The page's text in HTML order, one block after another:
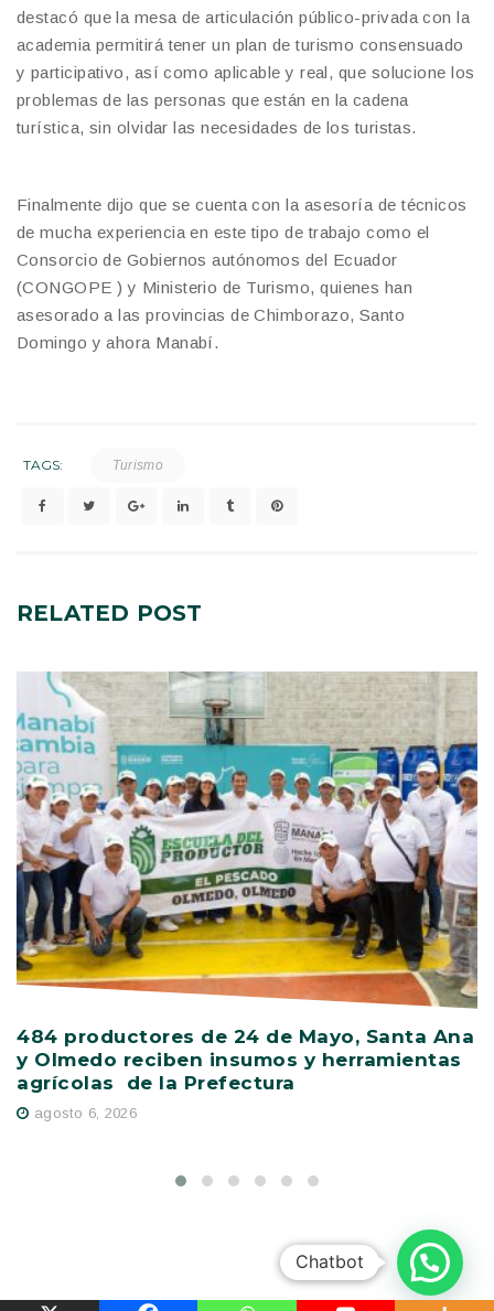
destacó que la mesa de articulación público-privada con la
academia permitirá tener un plan de turismo consensuado
y participativo, así como aplicable y real, que solucione los
problemas de las personas que están en la cadena
turística, sin olvidar las necesidades de los turistas.
Finalmente dijo que se cuenta con la asesoría de técnicos
de mucha experiencia en este tipo de trabajo como el
Consorcio de Gobiernos autónomos del Ecuador
(CONGOPE ) y Ministerio de Turismo, quienes han
asesorado a las provincias de Chimborazo, Santo
Domingo y ahora Manabí.
TAGS: Turismo
RELATED POST
484 productores de 24 de Mayo, Santa Ana
y Olmedo reciben insumos y herramientas
agrícolas de la Prefectura
agosto 6, 2026
Chatbot